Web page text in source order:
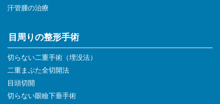
汗管腫の治療
目周りの整形手術
切らない二重手術（埋没法）
二重まぶた全切開法
目頭切開
切らない眼瞼下垂手術